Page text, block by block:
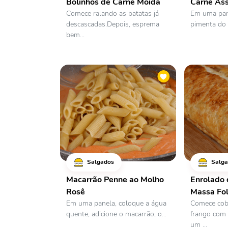
Comece ralando as batatas já
descascadas.Depois, esprema
bem...
Em uma
pimenta do
Salgados
Macarrão Penne ao Molho
Rosê
Em uma panela, coloque a água
quente, adicione o macarrão, o...
Enrolado
Massa
Comece
frango
um ...